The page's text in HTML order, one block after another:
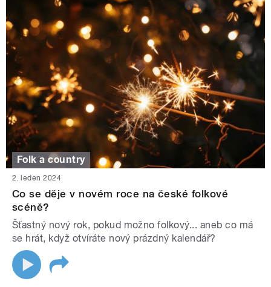
Folk a country
2. leden 2024
Co se děje v novém roce na české folkové
scéně?
Šťastný nový rok, pokud možno folkový... aneb co má
se hrát, když otvíráte nový prázdný kalendář?